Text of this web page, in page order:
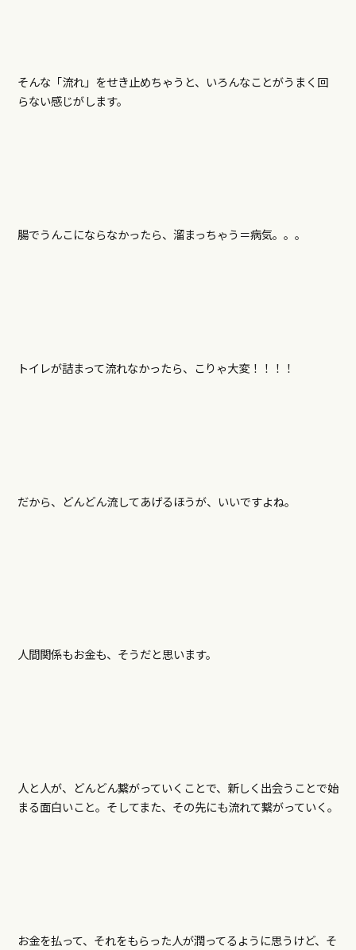
そんな「流れ」をせき止めちゃうと、いろんなことがうまく回
らない感じがします。
腸でうんこにならなかったら、溜まっちゃう＝病気。。。
トイレが詰まって流れなかったら、こりゃ大変！！！！
だから、どんどん流してあげるほうが、いいですよね。
人間関係もお金も、そうだと思います。
人と人が、どんどん繋がっていくことで、新しく出会うことで始
まる面白いこと。そしてまた、その先にも流れて繋がっていく。
お金を払って、それをもらった人が潤ってるように思うけど、そ